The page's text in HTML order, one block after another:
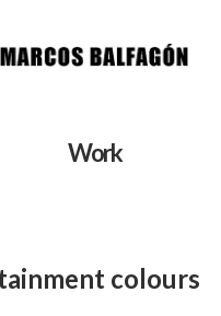
Work
colours